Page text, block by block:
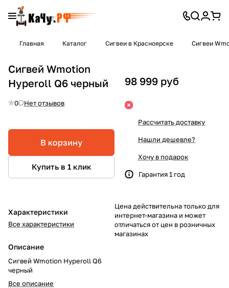
Главная Каталог Сигвеи в Красноярске Сигвеи
Сигвей Wmotion
Hyperoll Q6 черный
0 Нет отзывов
В корзину
Купить в 1 клик
Характеристики
Все характеристики
Описание
Сигвей Wmotion Hyperoll Q6
черный
Все описание
98 999 руб
Рассчитать доставку
Нашли дешевле?
Хочу в подарок
Гарантия 1 год
Цена действительна только для
интернет-магазина и может
отличаться от цен в розничных
магазинах